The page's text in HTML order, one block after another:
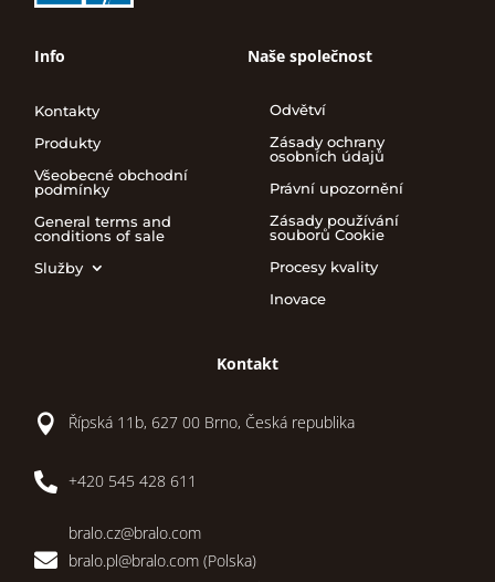
Info
Kontakty
Produkty
Všeobecné obchodní
podmínky
General terms and
conditions of sale
Služby
Naše společnost
Odvětví
Zásady ochrany
osobních údajů
Právní upozornění
Zásady používání
souborů Cookie
Procesy kvality
Inovace
Kontakt
 Řípská 11b, 627 00 Brno, Česká republika
 +420 545 428 611

bralo.cz@bralo.com
bralo.pl@bralo.com (Polska)